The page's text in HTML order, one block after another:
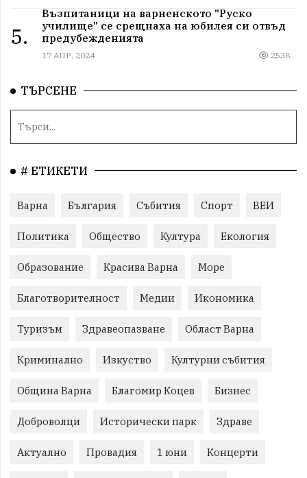
5.
Възпитаници на варненското "Руско
училище" се срещнаха на юбилея си отвъд
предубежденията
17 АПР, 2024 2538
ТЪРСЕНЕ
# ЕТИКЕТИ
Варна България Събития Спорт ВЕИ
Политика Общество Култура Екология
Образование Красива Варна Море
Благотворителност Медии Икономика
Туризъм Здравеопазване Област Варна
Криминално Изкуство Културни събития
Община Варна Благомир Коцев Бизнес
Доброволци Исторически парк Здраве
Актуално Провадия 1 юни Концерти